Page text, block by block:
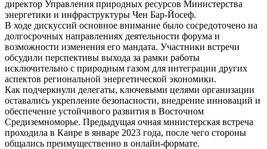
директор Управления природных ресурсов Министерства
энергетики и инфраструктуры Чен Бар-Йосеф.
В ходе дискуссий основное внимание было сосредоточено на
долгосрочных направлениях деятельности форума и
возможности изменения его мандата. Участники встречи
обсудили перспективы выхода за рамки работы
исключительно с природным газом для интеграции других
аспектов региональной энергетической экономики.
Как подчеркнули делегаты, ключевыми целями организации
оставались укрепление безопасности, внедрение инноваций и
обеспечение устойчивого развития в Восточном
Средиземноморье. Предыдущая очная министерская встреча
проходила в Каире в январе 2023 года, после чего стороны
общались преимущественно в онлайн-формате.